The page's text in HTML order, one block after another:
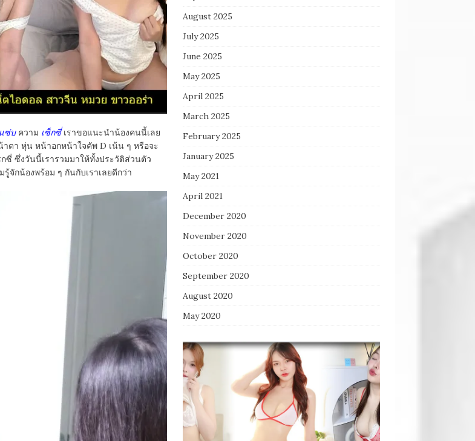
แซ่บความ เซ็กซี่ เราขอแนะนำน้องคนนี้เลย
ตา หุ่น หน้าอกหน้าใจคัพ D เน้น ๆ หรือจะ
ซี่ ซึ่งวันนี้เรารวมมาให้ทั้งประวัติส่วนตัว
จักน้องพร้อม ๆ กันกับเราเลยดีกว่า
August 2025
July 2025
June 2025
May 2025
April 2025
March 2025
February 2025
January 2025
May 2021
April 2021
December 2020
November 2020
October 2020
September 2020
August 2020
May 2020